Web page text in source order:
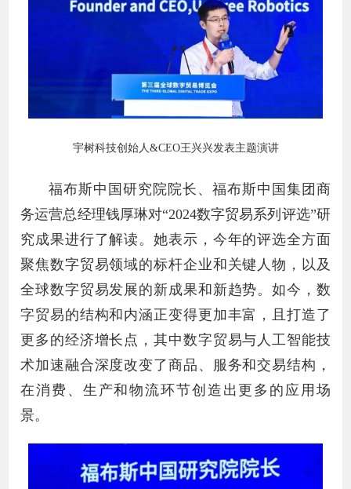
宇树科技创始人&CEO王兴兴发表主题演讲
福布斯中国研究院院长、福布斯中国集团商
务运营总经理钱厚琳对“2024数字贸易系列评选”研
究成果进行了解读。她表示，今年的评选全方面
聚焦数字贸易领域的标杆企业和关键人物，以及
全球数字贸易发展的新成果和新趋势。如今，数
字贸易的结构和内涵正变得更加丰富，且打造了
更多的经济增长点，其中数字贸易与人工智能技
术加速融合深度改变了商品、服务和交易结构，
在消费、生产和物流环节创造出更多的应用场
景。